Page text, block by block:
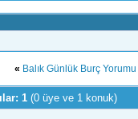
« Balık Günlük Burç
1 (0 üye ve 1 konuk)